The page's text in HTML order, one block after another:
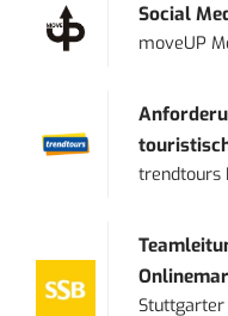
Social
moveUP
trendtours
Stuttgarter